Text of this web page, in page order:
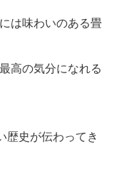
は味わいのある畳
高の気分になれる
歴史が伝わってき